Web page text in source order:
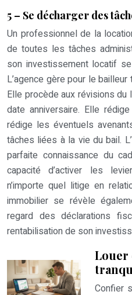
5 – Se décharger des
Un professionnel de la
de toutes les tâches
son investissement locatif
L’agence gère pour le
Elle procède aux révisions
date anniversaire. Elle
rédige les éventuels
tâches liées à la vie du bail.
parfaite connaissance du
capacité d’activer les
n’importe quel litige en
immobilier se révèle
regard des déclarations
rentabilisation de son
Louer
Confier